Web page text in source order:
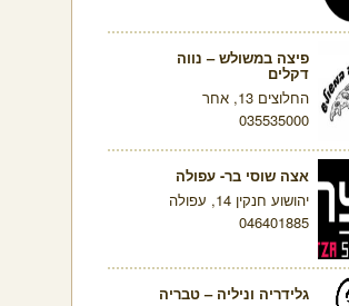
פיצה במשולש – נווה
דקלים
החלוצים 13, אחר
035535000
אצה שוסי בר- עפולה
יהושוע חנקין 14, עפולה
046401885
גלידריה וניליה – טבריה